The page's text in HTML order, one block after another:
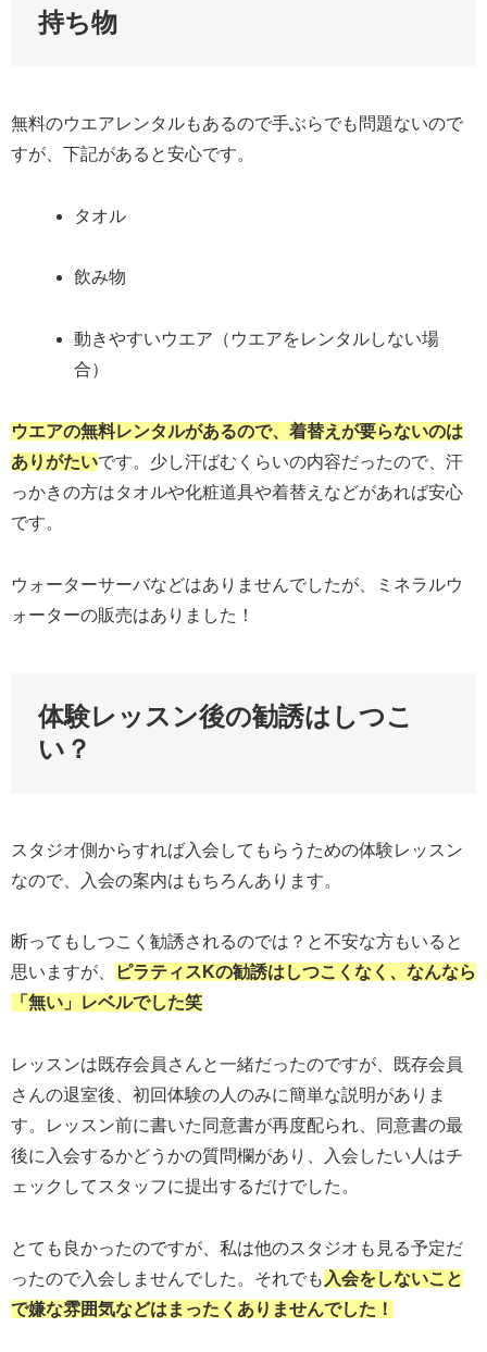
持ち物
無料のウエアレンタルもあるので手ぶらでも問題ないので
すが、下記があると安心です。
タオル
飲み物
動きやすいウエア（ウエアをレンタルしない場
合）
ウエアの無料レンタルがあるので、着替えが要らないのは
ありがたいです。少し汗ばむくらいの内容だったので、汗
っかきの方はタオルや化粧道具や着替えなどがあれば安心
です。
ウォーターサーバなどはありませんでしたが、ミネラルウ
ォーターの販売はありました！
体験レッスン後の勧誘はしつこ
い？
スタジオ側からすれば入会してもらうための体験レッスン
なので、入会の案内はもちろんあります。
断ってもしつこく勧誘されるのでは？と不安な方もいると
思いますが、
ピラティスKの勧誘はしつこくなく、なんなら
「 無い 」レベルでした笑
レッスンは既存会員さんと一緒だったのですが、既存会員
さんの退室後、初回体験の人のみに簡単な説明がありま
す。レッスン前に書いた同意書が再度配られ、同意書の最
後に入会するかどうかの質問欄があり、入会したい人はチ
ェックしてスタッフに提出するだけでした。
とても良かったのですが、私は他のスタジオも見る予定だ
ったので入会しませんでした。それでも 入会をしないこと
で嫌な雰囲気などはまったくありませんでした！